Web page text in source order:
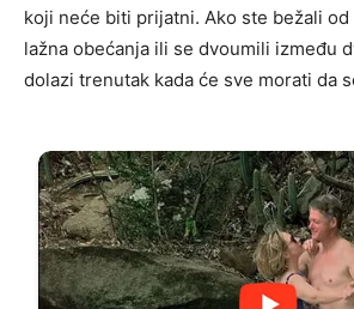
koji neće biti prijatni. Ako ste bežali od
lažna obećanja ili se dvoumili između
dolazi trenutak kada će sve morati da